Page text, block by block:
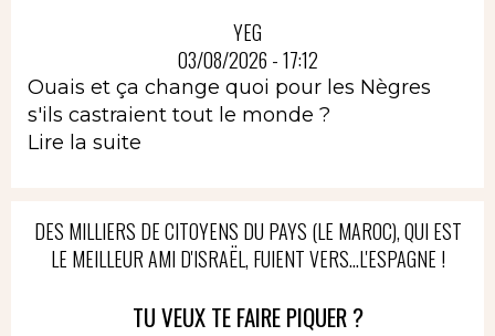
YEG
03/08/2026 - 17:12
Ouais et ça change quoi pour les Nègres
s'ils castraient tout le monde ?
Lire la suite
DES MILLIERS DE CITOYENS DU PAYS (LE MAROC), QUI EST
LE MEILLEUR AMI D'ISRAËL, FUIENT VERS...L'ESPAGNE !
TU VEUX TE FAIRE PIQUER ?